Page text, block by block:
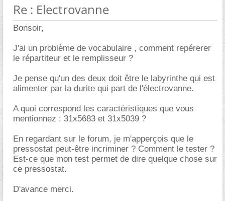
Re : Electrovanne
Bonsoir,
J'ai un problème de vocabulaire , comment repérerer
le répartiteur et le remplisseur ?
Je pense qu'un des deux doit être le labyrinthe qui est
alimenter par la durite qui part de l'électrovanne.
A quoi correspond les caractéristiques que vous
mentionnez : 31x5683 et 31x5039 ?
En regardant sur le forum, je m'apperçois que le
pressostat peut-être incriminer ? Comment le tester ?
Est-ce que mon test permet de dire quelque chose sur
ce pressostat.
D'avance merci.